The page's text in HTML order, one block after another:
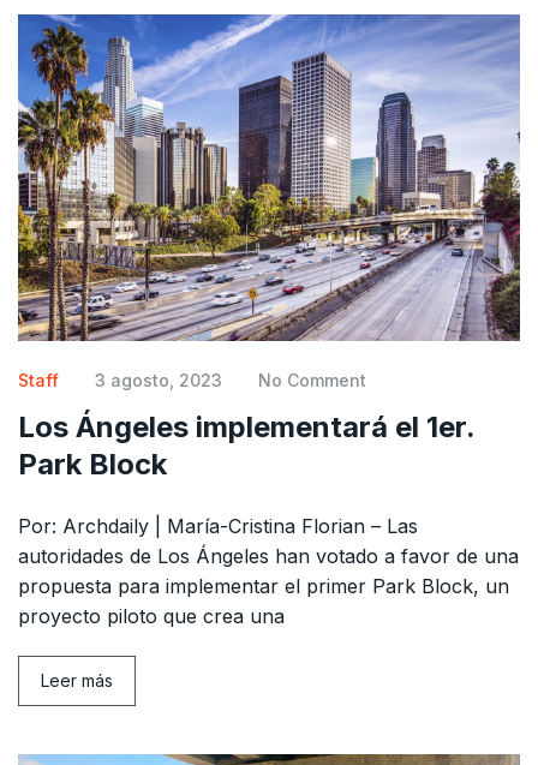
Staff 3 agosto, 2023 No Comment
Los Ángeles implementará el 1er.
Park Block
Por: Archdaily | María-Cristina Florian – Las
autoridades de Los Ángeles han votado a favor de una
propuesta para implementar el primer Park Block, un
proyecto piloto que crea una
Leer más